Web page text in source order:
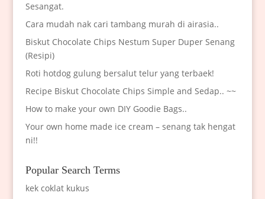
Sesangat.
Cara mudah nak cari tambang murah di airasia..
Biskut Chocolate Chips Nestum Super Duper Senang
(Resipi)
Roti hotdog gulung bersalut telur yang terbaek!
Recipe Biskut Chocolate Chips Simple and Sedap.. ~~
How to make your own DIY Goodie Bags..
Your own home made ice cream – senang tak hengat
ni!!
Popular Search Terms
kek coklat kukus